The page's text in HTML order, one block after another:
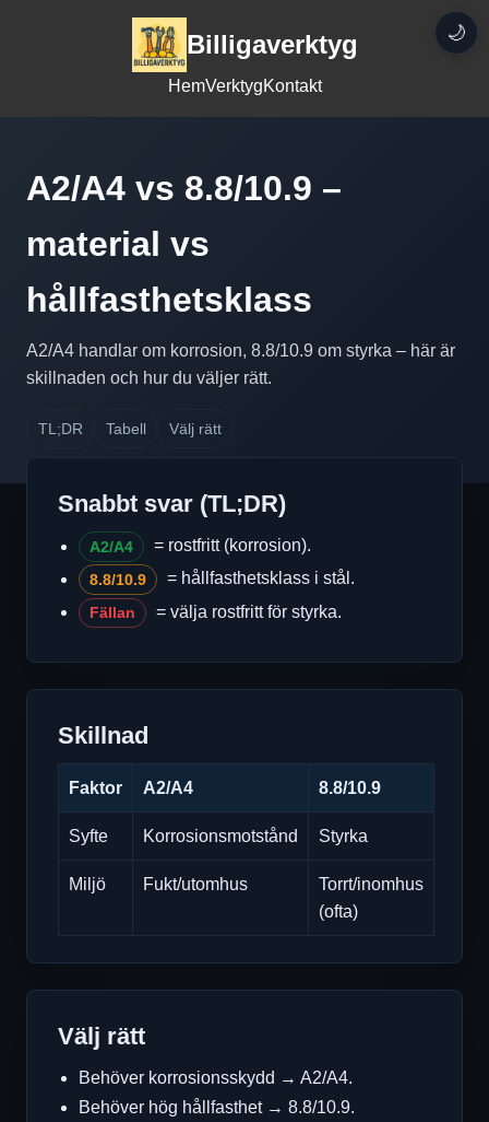
🌙
Billigaverktyg
HemVerktygKontakt
A2/A4 vs 8.8/10.9 –
material vs
hållfasthetsklass
A2/A4 handlar om korrosion, 8.8/10.9 om styrka – här är
skillnaden och hur du väljer rätt.
TL;DR Tabell Välj rätt
Snabbt svar (TL;DR)
A2/A4 = rostfritt (korrosion).
8.8/10.9 = hållfasthetsklass i stål.
Fällan = välja rostfritt för styrka.
Skillnad
Faktor A2/A4 8.8/10.9
Syfte Korrosionsmotstånd Styrka
Miljö Fukt/utomhus
Torrt/inomhus
(ofta)
Välj rätt
Behöver korrosionsskydd → A2/A4.
Behöver hög hållfasthet → 8.8/10.9.